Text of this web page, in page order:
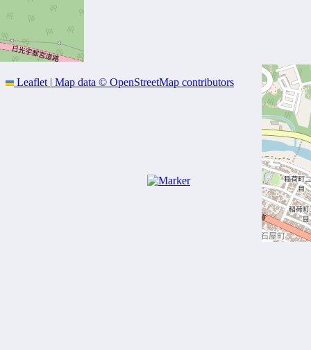
Leaflet | Map data © OpenStreetMap contributors